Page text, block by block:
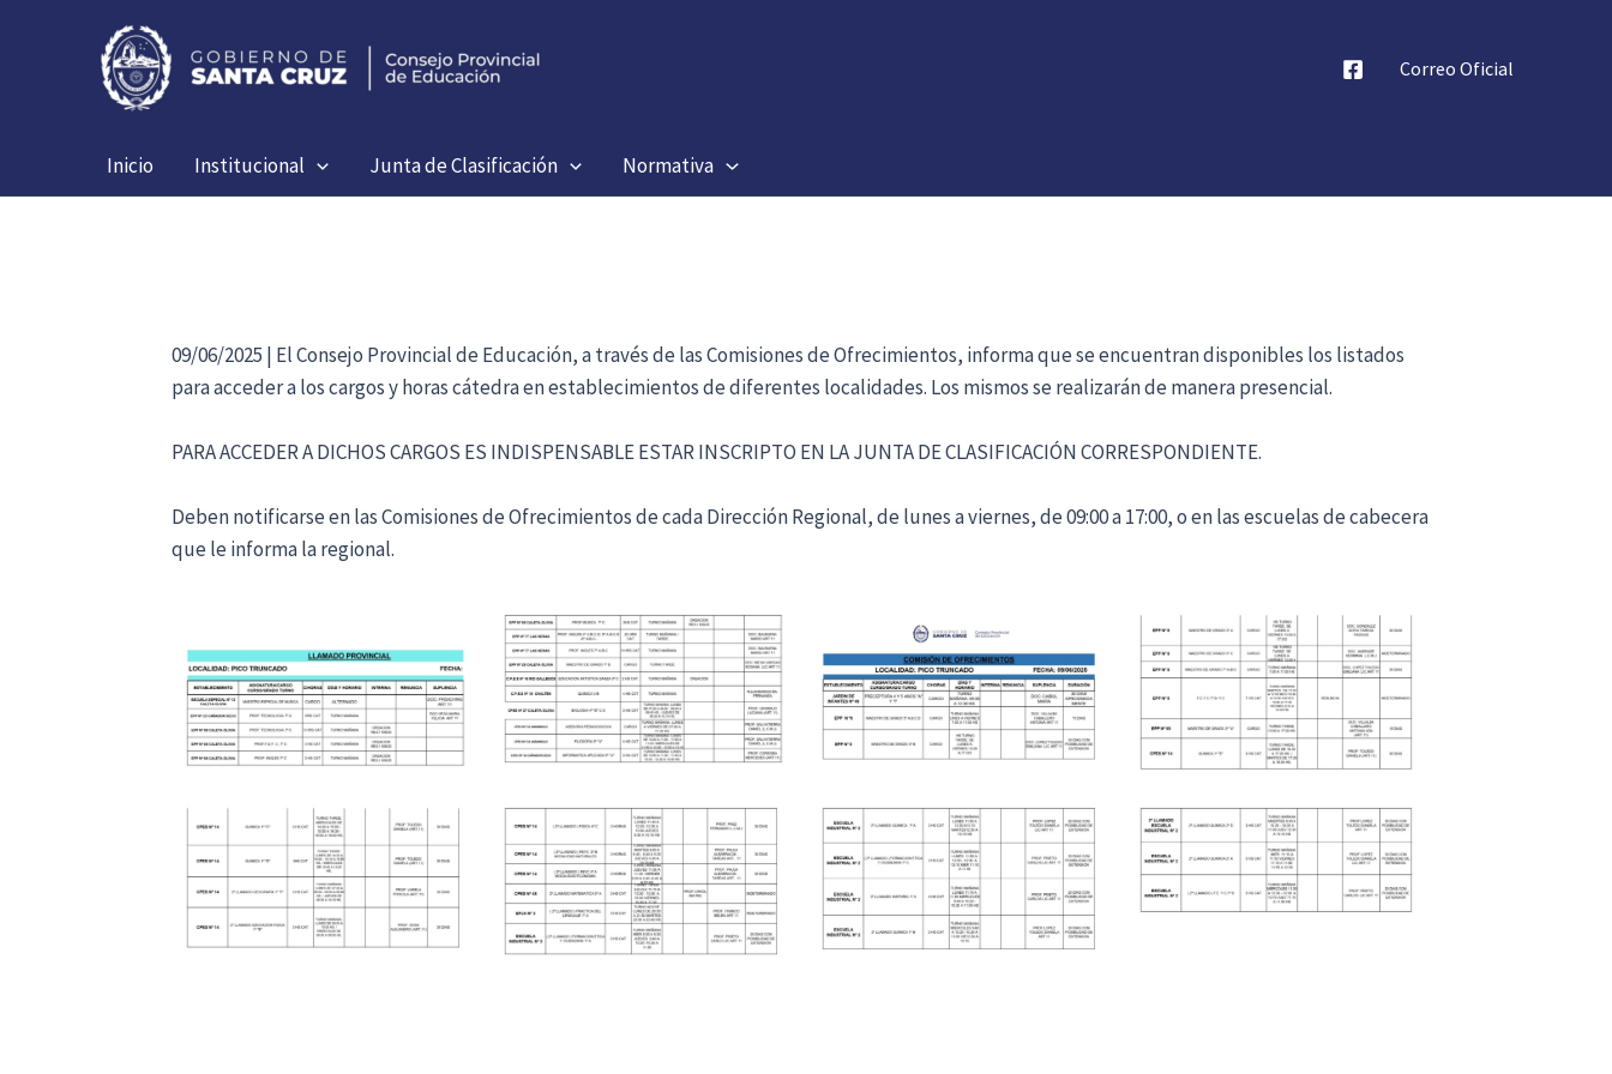
Correo Oficial
Inicio Institucional Junta de Clasificación Normativa
09/06/2025 | El Consejo Provincial de Educación, a través de las Comisiones de Ofrecimientos, informa que se encuentran disponibles los listados
para acceder a los cargos y horas cátedra en establecimientos de diferentes localidades. Los mismos se realizarán de manera presencial.
PARA ACCEDER A DICHOS CARGOS ES INDISPENSABLE ESTAR INSCRIPTO EN LA JUNTA DE CLASIFICACIÓN CORRESPONDIENTE.
Deben notificarse en las Comisiones de Ofrecimientos de cada Dirección Regional, de lunes a viernes, de 09:00 a 17:00, o en las escuelas de cabecera
que le informa la regional.